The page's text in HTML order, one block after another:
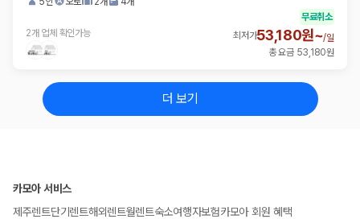
2개 업체 확인가능
무료취소
최저가53,180원~/일
총 요금 53,180원
더 보기
카모아 서비스
제주렌트단기렌트해외렌트월렌트숙소여행자보험카모아 회원 혜택